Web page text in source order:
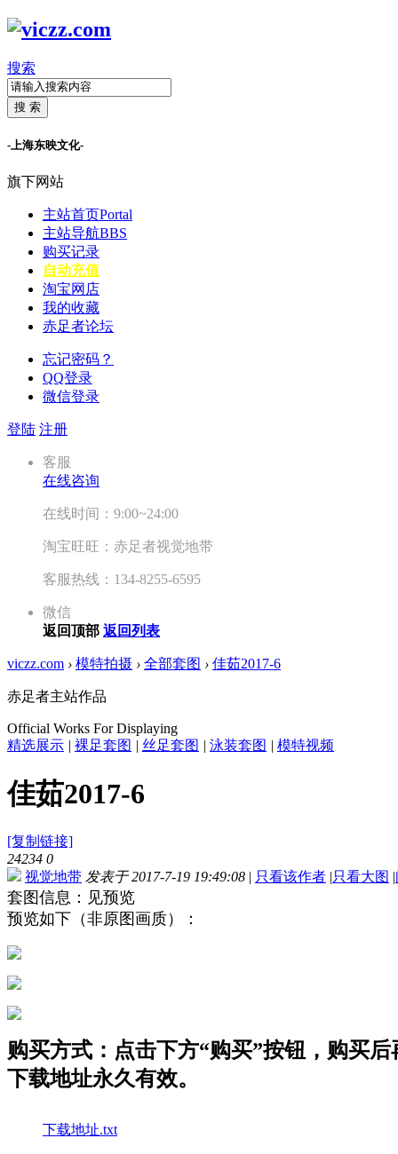
搜索
搜 索
-上海东映文化-
旗下网站
主站首页Portal
主站导航BBS
购买记录
自动充值
淘宝网店
我的收藏
赤足者论坛
忘记密码？
QQ登录
微信登录
登陆 注册
客服
在线咨询
在线时间：9:00~24:00
淘宝旺旺：赤足者视觉地带
客服热线：134-8255-6595
微信
返回顶部 返回列表
viczz.com › 模特拍摄 › 全部套图 › 佳茹2017-6
赤足者主站作品
Official Works For Displaying
精选展示 | 裸足套图 | 丝足套图 | 泳装套图 | 模特视频
佳茹2017-6
[复制链接]
24234 0
视觉地带 发表于 2017-7-19 19:49:08 | 只看该作者 |只看大图 |
套图信息：见预览
预览如下（非原图画质）：
购买方式：点击下方“购买”按钮，购买
下载地址永久有效。
下载地址.txt